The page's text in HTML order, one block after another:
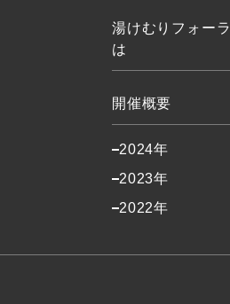
湯けむりフォー
は
開催概要
2024年
2023年
2022年